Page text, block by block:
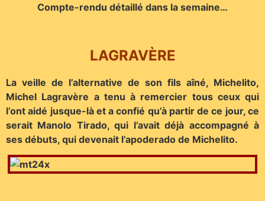
Compte-rendu détaillé dans la semaine…
LAGRAVÈRE
La veille de l’alternative de son fils aîné, Michelito,
Michel Lagravère a tenu à remercier tous ceux qui
l’ont aidé jusque-là et a confié qu’à partir de ce jour, ce
serait Manolo Tirado, qui l’avait déjà accompagné à
ses débuts, qui devenait l’apoderado de Michelito.